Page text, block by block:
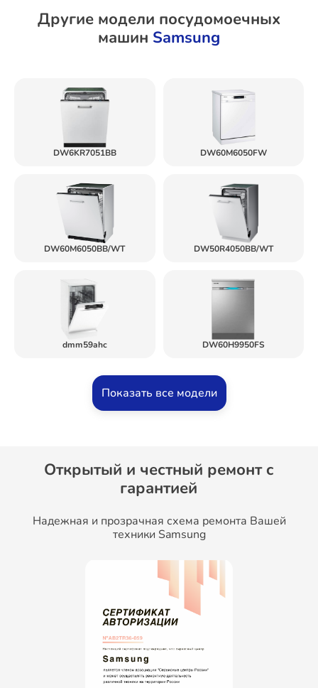
Другие модели посудомоечных
машин Samsung
DW6KR7051BB DW60M6050FW
DW60M6050BB/WT DW50R4050BB/WT
dmm59ahc DW60H9950FS
Показать все модели
Открытый и честный ремонт c
гарантией
Надежная и прозрачная схема ремонта Вашей
техники Samsung